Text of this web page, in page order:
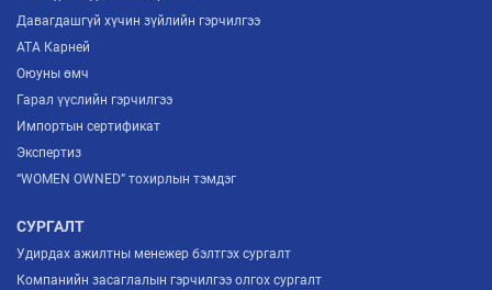
Давагдашгүй хүчин зүйлийн гэрчилгээ
ATA Карней
Оюуны өмч
Гарал үүслийн гэрчилгээ
Импортын сертификат
Экспертиз
“WOMEN OWNED” тохирлын тэмдэг
СУРГАЛТ
Удирдах ажилтны менежер бэлтгэх сургалт
Компанийн засаглалын гэрчилгээ олгох сургалт